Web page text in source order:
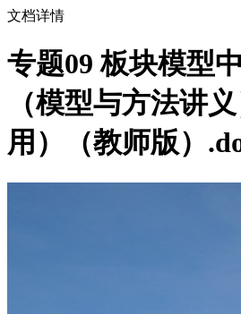
文档详情
专题09 板块模型
（模型与方法讲
用）（教师版）